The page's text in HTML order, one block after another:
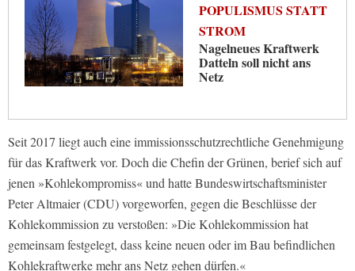
POPULISMUS STATT
STROM
Nagelneues Kraftwerk
Datteln soll nicht ans
Netz
Seit 2017 liegt auch eine immissionsschutzrechtliche Genehmigung
für das Kraftwerk vor. Doch die Chefin der Grünen, berief sich auf
jenen »Kohlekompromiss« und hatte Bundeswirtschaftsminister
Peter Altmaier (CDU) vorgeworfen, gegen die Beschlüsse der
Kohlekommission zu verstoßen: »Die Kohlekommission hat
gemeinsam festgelegt, dass keine neuen oder im Bau befindlichen
Kohlekraftwerke mehr ans Netz gehen dürfen.«